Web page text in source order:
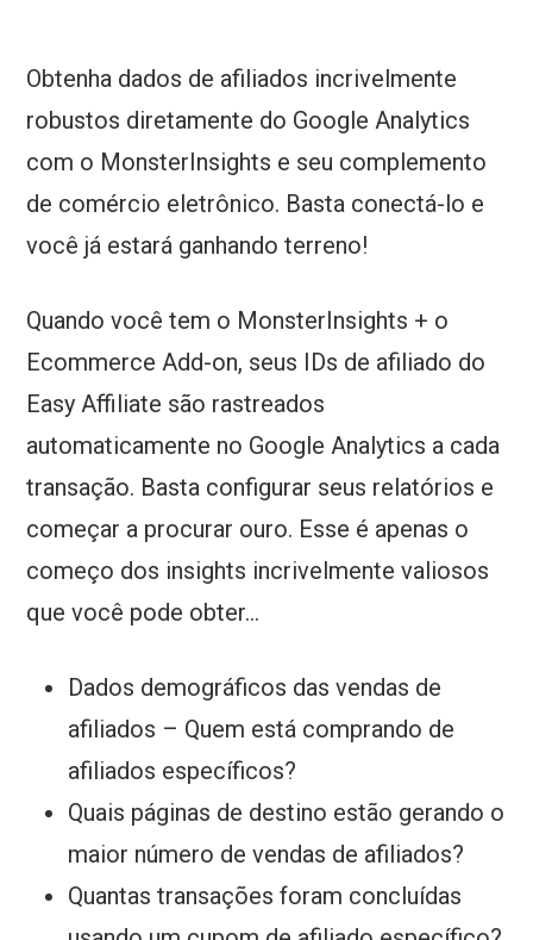
Obtenha dados de afiliados incrivelmente
robustos diretamente do Google Analytics
com o MonsterInsights e seu complemento
de comércio eletrônico. Basta conectá-lo e
você já estará ganhando terreno!
Quando você tem o MonsterInsights + o
Ecommerce Add-on, seus IDs de afiliado do
Easy Affiliate são rastreados
automaticamente no Google Analytics a cada
transação. Basta configurar seus relatórios e
começar a procurar ouro. Esse é apenas o
começo dos insights incrivelmente valiosos
que você pode obter...
Dados demográficos das vendas de
afiliados – Quem está comprando de
afiliados específicos?
Quais páginas de destino estão gerando o
maior número de vendas de afiliados?
Quantas transações foram concluídas